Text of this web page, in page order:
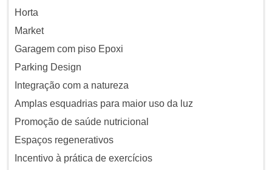
Horta
Market
Garagem com piso Epoxi
Parking Design
Integração com a natureza
Amplas esquadrias para maior uso da luz
Promoção de saúde nutricional
Espaços regenerativos
Incentivo à prática de exercícios